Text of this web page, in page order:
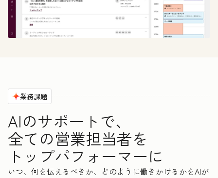
業務課題
AIのサポートで、
全ての営業担当者を
トップパフォーマーに
いつ、何を伝えるべきか、どのように働きかけるかをAIが